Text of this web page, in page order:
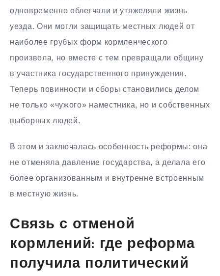
одновременно облегчали и утяжеляли жизнь
уезда. Они могли защищать местных людей от
наиболее грубых форм кормленческого
произвола, но вместе с тем превращали общину
в участника государственного принуждения.
Теперь повинности и сборы становились делом
не только «чужого» наместника, но и собственных
выборных людей.
В этом и заключалась особенность реформы: она
не отменяла давление государства, а делала его
более организованным и внутренне встроенным
в местную жизнь.
Связь с отменой
кормлений: где реформа
получила политический